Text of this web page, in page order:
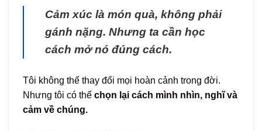
Cảm xúc là món quà, không phải
gánh nặng. Nhưng ta cần học
cách mở nó đúng cách.
Tôi không thể thay đổi mọi hoàn cảnh trong đời.
Nhưng tôi có thể chọn lại cách mình nhìn, nghĩ và
cảm về chúng.